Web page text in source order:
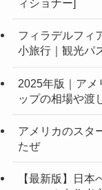
ィショナー]
フィラデルフィ
小旅行｜観光パ
2025年版｜アメ
ップの相場や渡
アメリカのスタ
たぜ
【最新版】日